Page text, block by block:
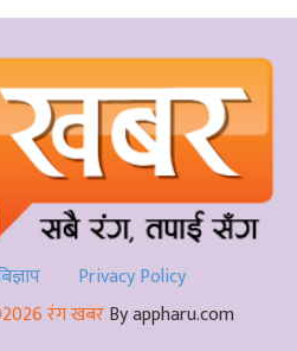
Privacy Policy
रंग खबरBy appharu.com